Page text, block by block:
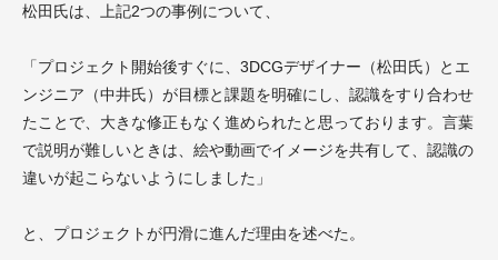
松田氏は、上記2つの事例について、
「プロジェクト開始後すぐに、3DCGデザイナー（松田氏）とエ
ンジニア（中井氏）が目標と課題を明確にし、認識をすり合わせ
たことで、大きな修正もなく進められたと思っております。言葉
で説明が難しいときは、絵や動画でイメージを共有して、認識の
違いが起こらないようにしました」
と、プロジェクトが円滑に進んだ理由を述べた。